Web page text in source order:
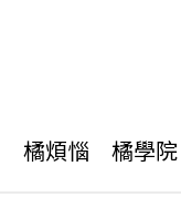
橘煩惱 橘學院